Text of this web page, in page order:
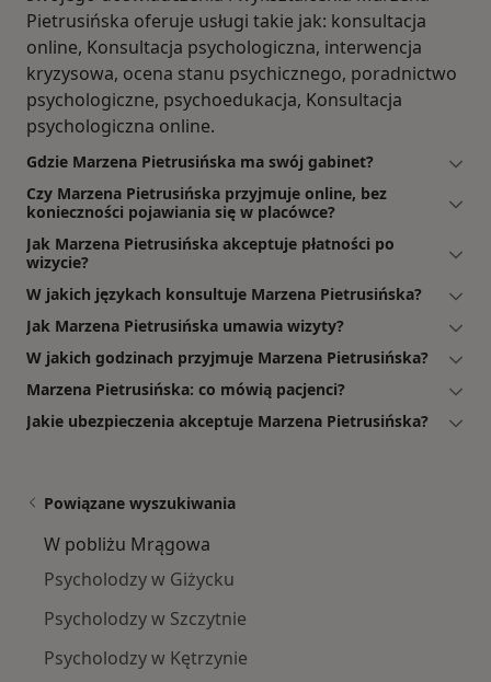
Pietrusińska oferuje usługi takie jak: konsultacja
online, Konsultacja psychologiczna, interwencja
kryzysowa, ocena stanu psychicznego, poradnictwo
psychologiczne, psychoedukacja, Konsultacja
psychologiczna online.
Gdzie Marzena Pietrusińska ma swój gabinet?
Czy Marzena Pietrusińska przyjmuje online, bez
konieczności pojawiania się w placówce?
Jak Marzena Pietrusińska akceptuje płatności po
wizycie?
W jakich językach konsultuje Marzena Pietrusińska?
Jak Marzena Pietrusińska umawia wizyty?
W jakich godzinach przyjmuje Marzena Pietrusińska?
Marzena Pietrusińska: co mówią pacjenci?
Jakie ubezpieczenia akceptuje Marzena Pietrusińska?
Powiązane wyszukiwania
W pobliżu Mrągowa
Psycholodzy w Giżycku
Psycholodzy w Szczytnie
Psycholodzy w Kętrzynie